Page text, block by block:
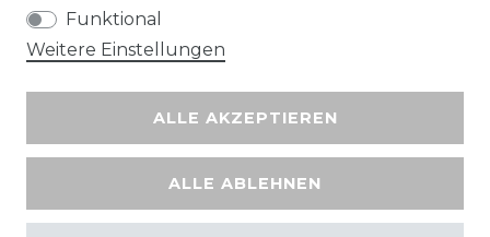
Funktional
Weitere Einstellungen
ALLE AKZEPTIEREN
ALLE ABLEHNEN